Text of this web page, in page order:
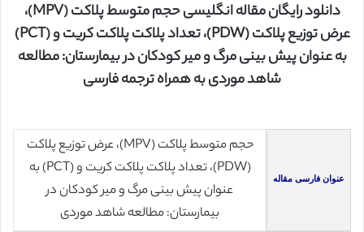
دانلود رایگان مقاله انگلیسی حجم متوسط پلاکت (MPV)،
عرض توزیع پلاکت (PDW)، تعداد پلاکت پلاکت کریت و (PCT)
به عنوان پیش بینی مرگ و میر کودکان در بیمارستان: مطالعه
شاهد موردی به همراه ترجمه فارسی
عنوان فارسی مقاله
حجم متوسط پلاکت (MPV)، عرض توزیع پلاکت
(PDW)، تعداد پلاکت پلاکت کریت و (PCT) به
عنوان پیش بینی مرگ و میر کودکان در
بیمارستان: مطالعه شاهد موردی